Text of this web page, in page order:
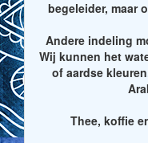
begeleider, maar
Andere indeling
Wij kunnen het
of aardse
Thee, koffie